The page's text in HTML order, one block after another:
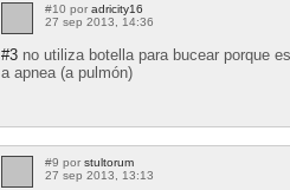
#10 por adricity16
27 sep 2013, 14:36
#3 no utiliza botella para bucear porque
a apnea (a pulmón)
#9 por stultorum
27 sep 2013, 13:13